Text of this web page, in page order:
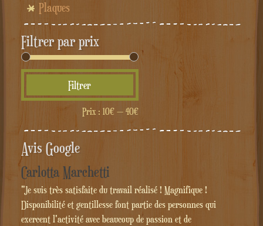
Plaques
Filtrer par prix
min
max
Filtrer
Prix : 10€— 40€
Avis Google
Carlotta Marchetti
"Je suis très satisfaite du travail réalisé ! Magnifique !
Disponibilité et gentillesse font partie des personnes qui
exercent l'activité avec beaucoup de passion et de